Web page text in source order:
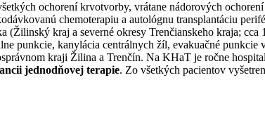
ochorení krvotvorby, vrátane nádorových
chemoterapiu a autológnu transplantáciu
(Žilinský kraj a severné okresy Trenčianskeho kraja;
punkcie, kanylácia centrálnych žíl, evakuačné
kraji Žilina a Trenčín. Na KHaT je ročne
jednodňovej terapie. Zo všetkých pacientov